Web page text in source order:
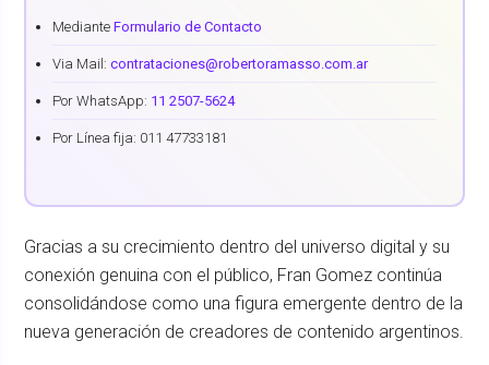
Mediante Formulario de Contacto
Via Mail: contrataciones@robertoramasso.com.ar
Por WhatsApp: 11 2507-5624
Por Línea fija: 011 47733181
Gracias a su crecimiento dentro del universo digital y su
conexión genuina con el público, Fran Gomez continúa
consolidándose como una figura emergente dentro de la
nueva generación de creadores de contenido argentinos.